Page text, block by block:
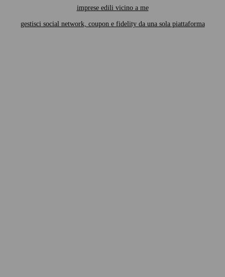
imprese edili vicino a me
gestisci social network, coupon e fidelity da una sola piattaforma